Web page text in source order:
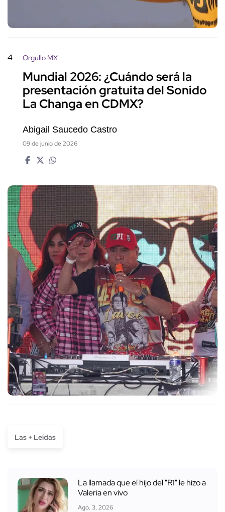
4 Orgullo MX
Mundial 2026: ¿Cuándo será la
presentación gratuita del Sonido
La Changa en CDMX?
Abigail Saucedo Castro
09 de junio de 2026
Las + Leídas
La llamada que el hijo del "R1" le hizo a
Valeria en vivo
Ago. 3, 2026